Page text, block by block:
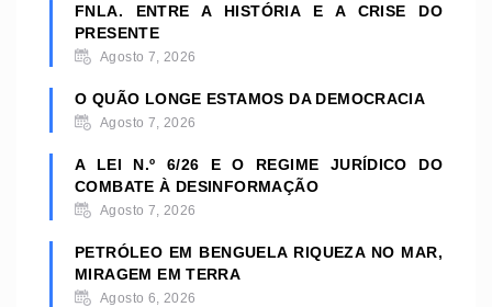
FNLA. ENTRE A HISTÓRIA E A CRISE DO
PRESENTE
Agosto 7, 2026
O QUÃO LONGE ESTAMOS DA DEMOCRACIA
Agosto 7, 2026
A LEI N.º 6/26 E O REGIME JURÍDICO DO
COMBATE À DESINFORMAÇÃO
Agosto 7, 2026
PETRÓLEO EM BENGUELA RIQUEZA NO MAR,
MIRAGEM EM TERRA
Agosto 6, 2026